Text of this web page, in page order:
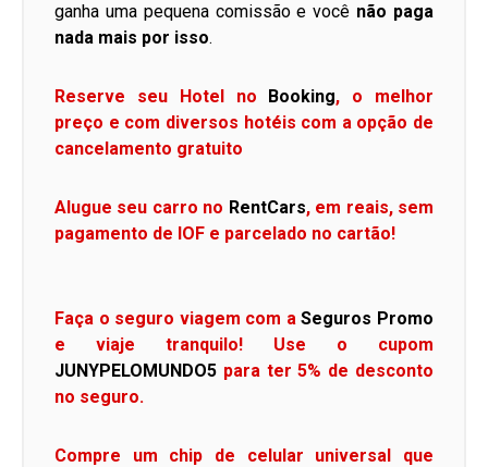
ganha uma pequena comissão e você não paga
nada mais por isso.
Reserve seu Hotel no Booking, o melhor
preço e com diversos hotéis com a opção de
cancelamento gratuito
Alugue seu carro no RentCars, em reais, sem
pagamento de IOF e parcelado no cartão!
Faça o seguro viagem com aSeguros Promo
e viaje tranquilo! Use o cupom
JUNYPELOMUNDO5 para ter 5% de desconto
no seguro.
Compre um chip de celular universal que